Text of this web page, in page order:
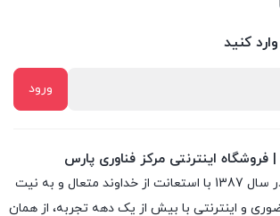
کنید
اینترنتی مرکز فناوری پارس
فروشگاه پارس نوین در سال 1387 با استعانت از خداوند متعال و به نیت
و اینترنتی با بیش از یک دهه تجربه، از همان